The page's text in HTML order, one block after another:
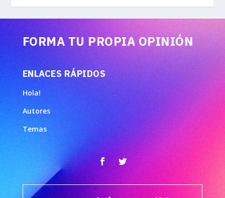
FORMA TU PROPIA OPINIÓN
ENLACES RÁPIDOS
Hola!
Autores
Temas